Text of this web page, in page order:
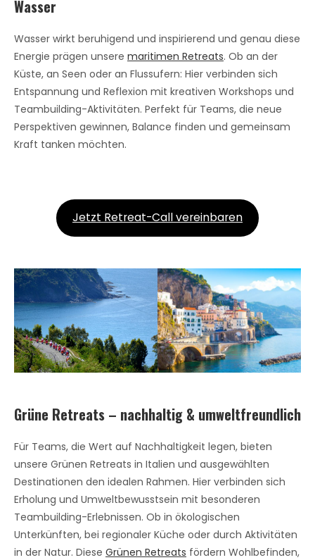
Wasser
Wasser wirkt beruhigend und inspirierend und genau diese
Energie prägen unsere maritimen Retreats. Ob an der
Küste, an Seen oder an Flussufern: Hier verbinden sich
Entspannung und Reflexion mit kreativen Workshops und
Teambuilding-Aktivitäten. Perfekt für Teams, die neue
Perspektiven gewinnen, Balance finden und gemeinsam
Kraft tanken möchten.
Jetzt Retreat-Call vereinbaren
Grüne Retreats – nachhaltig & umweltfreundlich
Für Teams, die Wert auf Nachhaltigkeit legen, bieten
unsere Grünen Retreats in Italien und ausgewählten
Destinationen den idealen Rahmen. Hier verbinden sich
Erholung und Umweltbewusstsein mit besonderen
Teambuilding-Erlebnissen. Ob in ökologischen
Unterkünften, bei regionaler Küche oder durch Aktivitäten
in der Natur. Diese Grünen Retreats fördern Wohlbefinden,